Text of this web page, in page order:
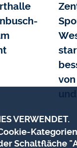
VERWENDET.
Schaltfläche